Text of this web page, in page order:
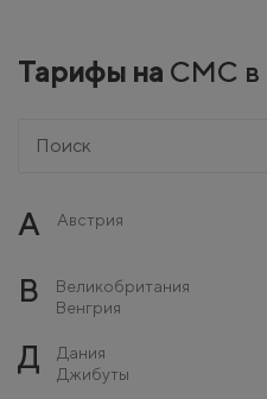
Тарифы на СМС в
А Австрия
В
Великобритания
Венгрия
Д
Дания
Джибуты